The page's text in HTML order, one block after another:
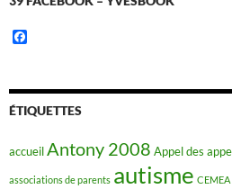
b
o
o
ÉTIQUETTES
accueilAntony 2008 Appel des
associations de parents autisme CEMEA